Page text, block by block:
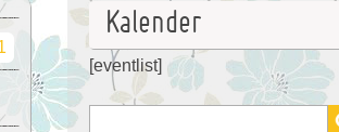
Kalender
[eventlist]